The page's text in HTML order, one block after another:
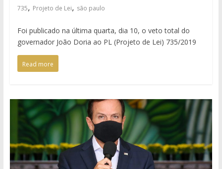
735, Projeto de Lei, são paulo
Foi publicado na última quarta, dia 10, o veto total do
governador João Doria ao PL (Projeto de Lei) 735/2019
Read more